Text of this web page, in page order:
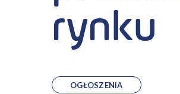
rynku
OGŁOSZENIA